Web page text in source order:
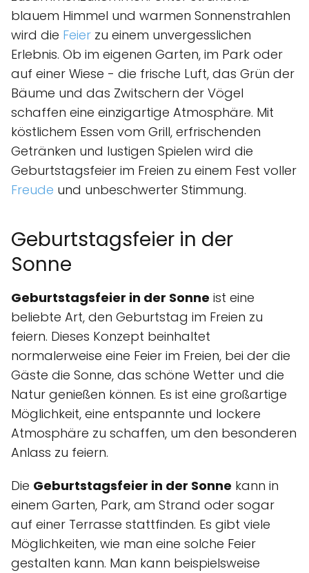
blauem Himmel und warmen Sonnenstrahlen
wird die Feier zu einem unvergesslichen
Erlebnis. Ob im eigenen Garten, im Park oder
auf einer Wiese - die frische Luft, das Grün der
Bäume und das Zwitschern der Vögel
schaffen eine einzigartige Atmosphäre. Mit
köstlichem Essen vom Grill, erfrischenden
Getränken und lustigen Spielen wird die
Geburtstagsfeier im Freien zu einem Fest voller
Freude und unbeschwerter Stimmung.
Geburtstagsfeier in der
Sonne
Geburtstagsfeier in der Sonne ist eine
beliebte Art, den Geburtstag im Freien zu
feiern. Dieses Konzept beinhaltet
normalerweise eine Feier im Freien, bei der die
Gäste die Sonne, das schöne Wetter und die
Natur genießen können. Es ist eine großartige
Möglichkeit, eine entspannte und lockere
Atmosphäre zu schaffen, um den besonderen
Anlass zu feiern.
Die Geburtstagsfeier in der Sonne kann in
einem Garten, Park, am Strand oder sogar
auf einer Terrasse stattfinden. Es gibt viele
Möglichkeiten, wie man eine solche Feier
gestalten kann. Man kann beispielsweise